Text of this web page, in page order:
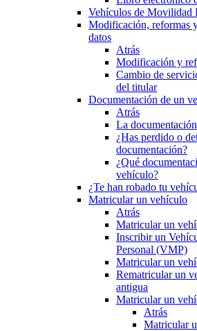
Vehículos de Movilidad
Modificación, reformas
datos
Atrás
Modificación y
Cambio de
del titular
Documentación de un
Atrás
La
¿Has perdido o
documentación?
¿Qué
vehículo?
¿Te han robado tu
Matricular un vehículo
Atrás
Matricular un
Inscribir un
Personal (VMP)
Matricular un
Rematricular un
antigua
Matricular un
Atrás
Matricular